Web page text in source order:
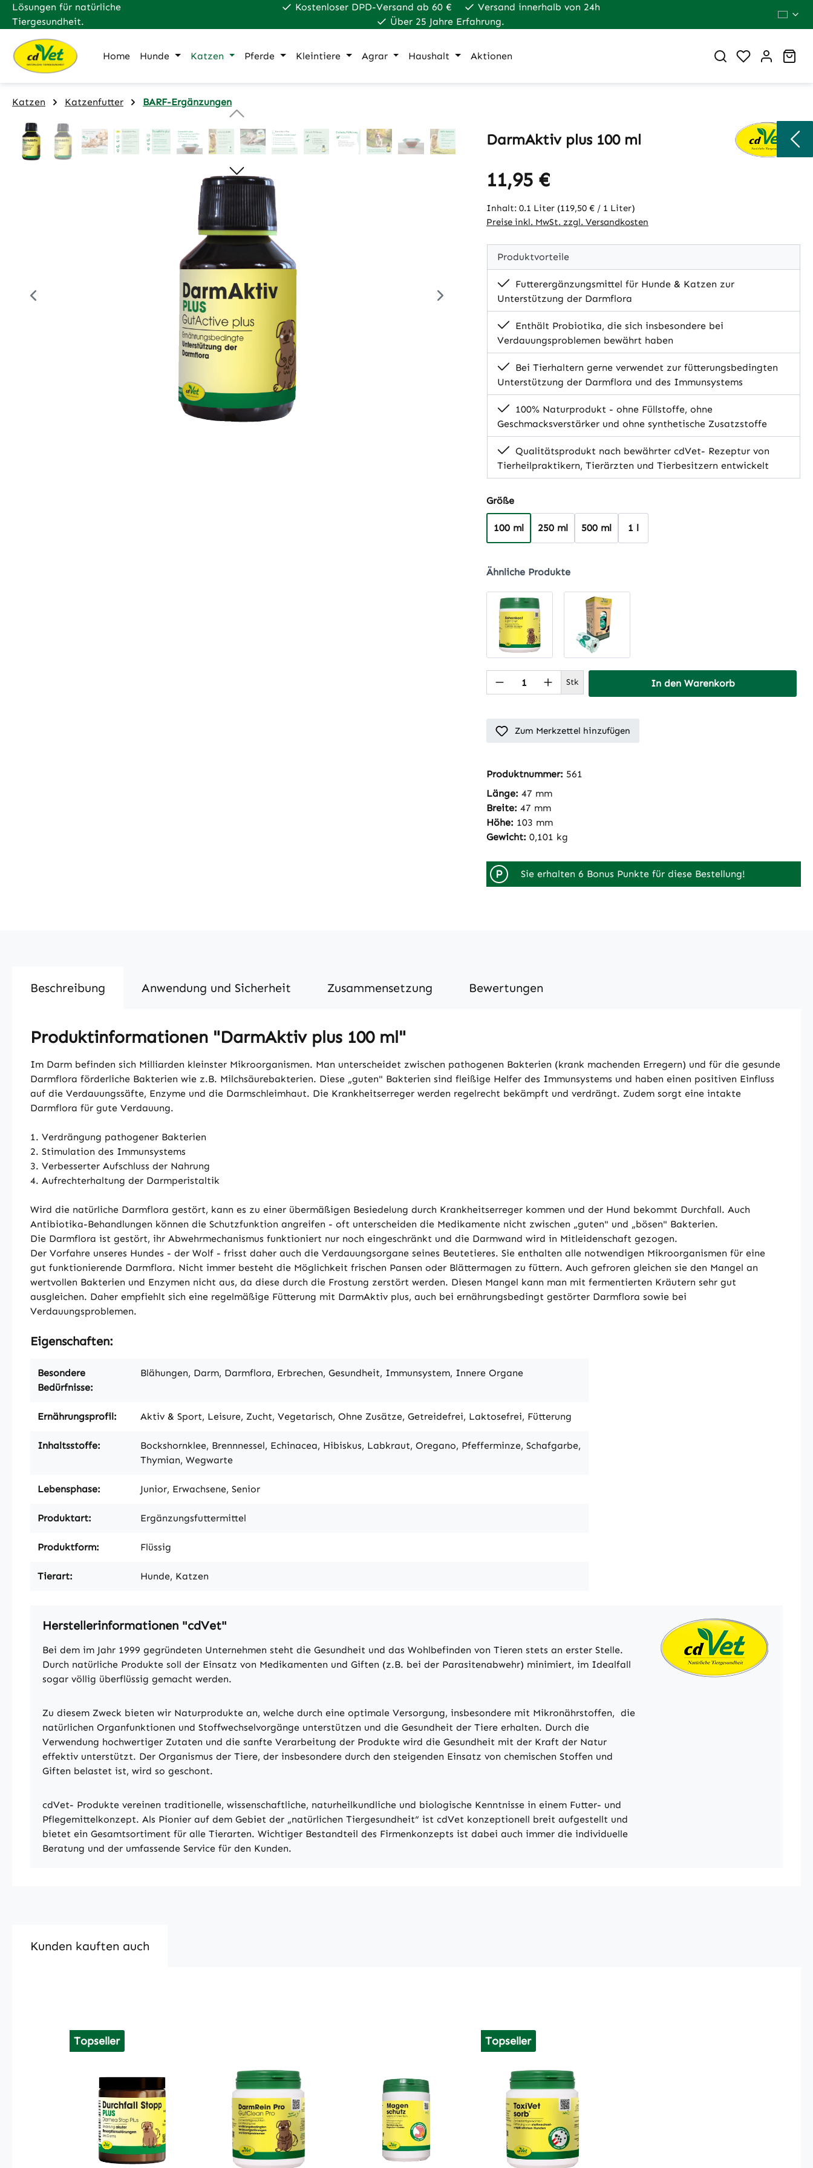
Hauptinhalt springen
Zur Suche springen
Zur Hauptnavigation springen
Lösungen für natürliche
Tiergesundheit.
Kostenloser DPD-Versand ab 60 €
Versand innerhalb von 24h
Über 25 Jahre Erfahrung.
Home Hunde Katzen Pferde Kleintiere Agrar Haushalt Aktionen Du hast 0
Katzen Katzenfutter BARF-Ergänzungen
Bildergalerie überspringen
DarmAktiv plus 100 ml
Regulärer Preis:
11,95 €
Inhalt: 0.1 Liter (119,50 € / 1 Liter)
Preise inkl. MwSt. zzgl. Versandkosten
Produktvorteile
Futterergänzungsmittel für Hunde & Katzen zur
Unterstützung der Darmflora
Enthält Probiotika, die sich insbesondere bei
Verdauungsproblemen bewährt haben
Bei Tierhaltern gerne verwendet zur fütterungsbedingten
Unterstützung der Darmflora und des Immunsystems
100% Naturprodukt - ohne Füllstoffe, ohne
Geschmacksverstärker und ohne synthetische Zusatzstoffe
Qualitätsprodukt nach bewährter cdVet- Rezeptur von
Tierheilpraktikern, Tierärzten und Tierbesitzern entwickelt
Größeauswählen
100 ml 250 ml 500 ml 1 l
Ähnliche Produkte
Produkt Anzahl: Gib den gewünschten Wert
Stk In den Warenkorb
Zum Merkzettel hinzufügen
Produktnummer: 561
Länge: 47 mm
Breite: 47 mm
Höhe: 103 mm
Gewicht: 0,101 kg
P Sie erhalten 6 Bonus Punkte für diese Bestellung!
Beschreibung Anwendung und Sicherheit Zusammensetzung Bewertungen
Produktinformationen "DarmAktiv plus 100 ml"
Im Darm befinden sich Milliarden kleinster Mikroorganismen. Man unterscheidet zwischen pathogenen Bakterien (krank machenden Erregern) und für die gesunde
Darmflora förderliche Bakterien wie z.B. Milchsäurebakterien. Diese „guten" Bakterien sind fleißige Helfer des Immunsystems und haben einen positiven Einfluss
auf die Verdauungssäfte, Enzyme und die Darmschleimhaut. Die Krankheitserreger werden regelrecht bekämpft und verdrängt. Zudem sorgt eine intakte
Darmflora für gute Verdauung.
1. Verdrängung pathogener Bakterien
2. Stimulation des Immunsystems
3. Verbesserter Aufschluss der Nahrung
4. Aufrechterhaltung der Darmperistaltik
Wird die natürliche Darmflora gestört, kann es zu einer übermäßigen Besiedelung durch Krankheitserreger kommen und der Hund bekommt Durchfall. Auch
Antibiotika-Behandlungen können die Schutzfunktion angreifen - oft unterscheiden die Medikamente nicht zwischen „guten" und „bösen" Bakterien.
Die Darmflora ist gestört, ihr Abwehrmechanismus funktioniert nur noch eingeschränkt und die Darmwand wird in Mitleidenschaft gezogen.
Der Vorfahre unseres Hundes - der Wolf - frisst daher auch die Verdauungsorgane seines Beutetieres. Sie enthalten alle notwendigen Mikroorganismen für eine
gut funktionierende Darmflora. Nicht immer besteht die Möglichkeit frischen Pansen oder Blättermagen zu füttern. Auch gefroren gleichen sie den Mangel an
wertvollen Bakterien und Enzymen nicht aus, da diese durch die Frostung zerstört werden. Diesen Mangel kann man mit fermentierten Kräutern sehr gut
ausgleichen. Daher empfiehlt sich eine regelmäßige Fütterung mit DarmAktiv plus, auch bei ernährungsbedingt gestörter Darmflora sowie bei
Verdauungsproblemen.
Eigenschaften:
Besondere
Bedürfnisse:
Blähungen, Darm, Darmflora, Erbrechen, Gesundheit, Immunsystem, Innere Organe
Ernährungsprofil: Aktiv & Sport, Leisure, Zucht, Vegetarisch, Ohne Zusätze, Getreidefrei, Laktosefrei, Fütterung
Inhaltsstoffe:
Bockshornklee, Brennnessel, Echinacea, Hibiskus, Labkraut, Oregano, Pfefferminze, Schafgarbe,
Thymian, Wegwarte
Lebensphase: Junior, Erwachsene, Senior
Produktart: Ergänzungsfuttermittel
Produktform: Flüssig
Tierart: Hunde, Katzen
Herstellerinformationen "cdVet"
Bei dem im Jahr 1999 gegründeten Unternehmen steht die Gesundheit und das Wohlbefinden von Tieren stets an erster Stelle.
Durch natürliche Produkte soll der Einsatz von Medikamenten und Giften (z.B. bei der Parasitenabwehr) minimiert, im Idealfall
sogar völlig überflüssig gemacht werden.
Zu diesem Zweck bieten wir Naturprodukte an, welche durch eine optimale Versorgung, insbesondere mit Mikronährstoffen, die
natürlichen Organfunktionen und Stoffwechselvorgänge unterstützen und die Gesundheit der Tiere erhalten. Durch die
Verwendung hochwertiger Zutaten und die sanfte Verarbeitung der Produkte wird die Gesundheit mit der Kraft der Natur
effektiv unterstützt. Der Organismus der Tiere, der insbesondere durch den steigenden Einsatz von chemischen Stoffen und
Giften belastet ist, wird so geschont.
cdVet- Produkte vereinen traditionelle, wissenschaftliche, naturheilkundliche und biologische Kenntnisse in einem Futter- und
Pflegemittelkonzept. Als Pionier auf dem Gebiet der „natürlichen Tiergesundheit“ ist cdVet konzeptionell breit aufgestellt und
bietet ein Gesamtsortiment für alle Tierarten. Wichtiger Bestandteil des Firmenkonzepts ist dabei auch immer die individuelle
Beratung und der umfassende Service für den Kunden.
Kunden kauften auch
Topseller Topseller